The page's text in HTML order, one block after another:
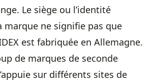
Le siège ou l’identité
marque ne signifie pas que
est fabriquée en Allemagne.
de marques de seconde
sur différents sites de